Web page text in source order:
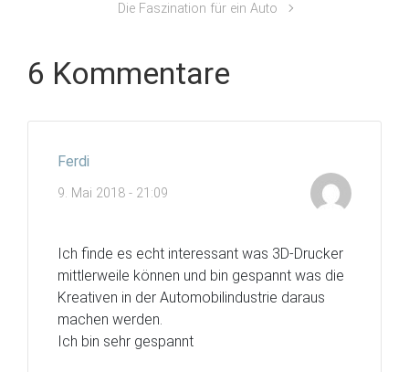
Die Faszination für ein Auto
6 Kommentare
Ferdi
9. Mai 2018 - 21:09
Ich finde es echt interessant was 3D-Drucker
mittlerweile können und bin gespannt was die
Kreativen in der Automobilindustrie daraus
machen werden.
Ich bin sehr gespannt